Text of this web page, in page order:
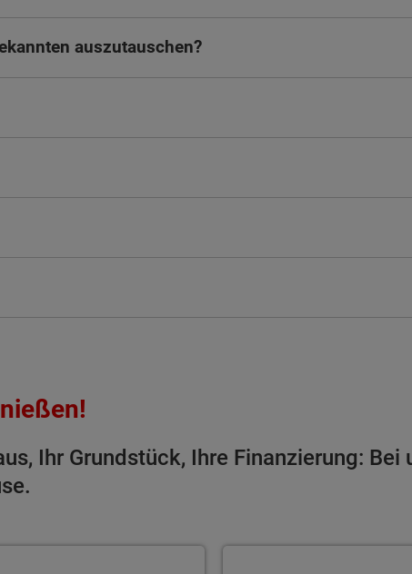
auszutauschen?
Ihr Grundstück, Ihre Finanzierung: Bei